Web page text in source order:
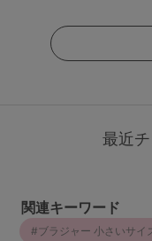
最近
関連キーワード
ブラジャー 小さいサイ